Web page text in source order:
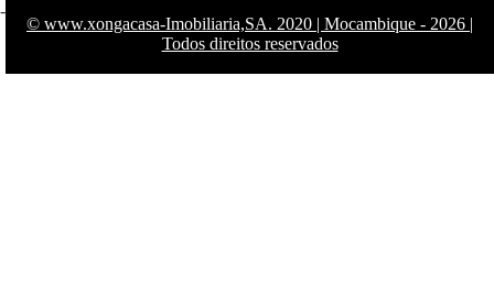
-
© www.xongacasa-Imobiliaria,SA. 2020 | Mocambique - 2026 |
Todos direitos reservados